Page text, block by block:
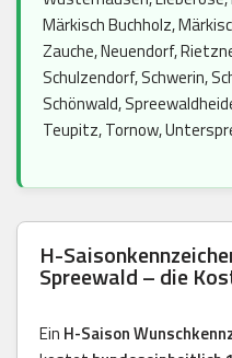
Märkisch Buchholz,
Zauche, Neuendorf,
Schulzendorf, Schwerin,
Schönwald,
Teupitz, Tornow,
H-
Spreewald – die
Ein H-Saison